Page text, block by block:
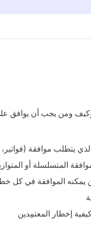
ومن يجب أن يوافق
يتطلب موافقة (فواتير،
المتسلسلة أو
يمكنه الموافقة في كل
إخطار المعتمِدين